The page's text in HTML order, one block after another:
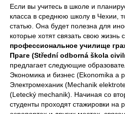
Если вы учитесь в школе и
класса в среднюю школу в Чехии,
статью. Она будет полезна для
которые хотят связать свою жизнь
профессиональное училище
Праге (Střední odborná škola
предлагает следующие
Экономика и бизнес (Ekonomika a
Электромеханик (Mechanik
(Letecký mechanik). Начиная со
студенты проходят стажировки на